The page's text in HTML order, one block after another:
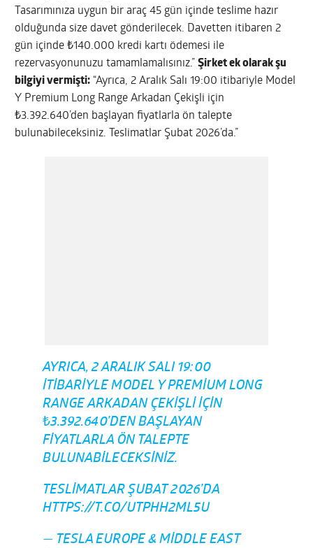
Tasarımınıza uygun bir araç 45 gün içinde teslime hazır
olduğunda size davet gönderilecek. Davetten itibaren 2
gün içinde ₺140.000 kredi kartı ödemesi ile
rezervasyonunuzu tamamlamalısınız.”Şirket ek olarak şu
bilgiyi vermişti: “Ayrıca, 2 Aralık Salı 19:00 itibariyle Model
Y Premium Long Range Arkadan Çekişli için
₺3.392.640’den başlayan fiyatlarla ön talepte
bulunabileceksiniz. Teslimatlar Şubat 2026’da.”
AYRICA, 2 ARALIK SALI 19:00
ITIBARIYLE MODEL Y PREMIUM LONG
RANGE ARKADAN ÇEKIŞLI IÇIN
₺3.392.640’DEN BAŞLAYAN
FIYATLARLA ÖN TALEPTE
BULUNABILECEKSINIZ.
TESLIMATLAR ŞUBAT 2026’DA
HTTPS://T.CO/UTPHH2ML5U
— TESLA EUROPE & MIDDLE EAST